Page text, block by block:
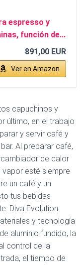
espresso y
función de...
891,00 EUR
Ver en Amazon
capuchinos y
último, en el trabajo
y servir café y
Al preparar café,
de calor
esté siempre
un café y un
tus bebidas
Diva Evolution
y tecnología
aluminio fundido, la
control de la
el tiempo de